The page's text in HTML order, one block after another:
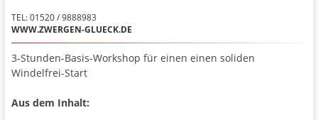
TEL: 01520 / 9888983
WWW.ZWERGEN-GLUECK.DE
3-Stunden-Basis-Workshop für einen einen soliden
Windelfrei-Start
Aus dem Inhalt: